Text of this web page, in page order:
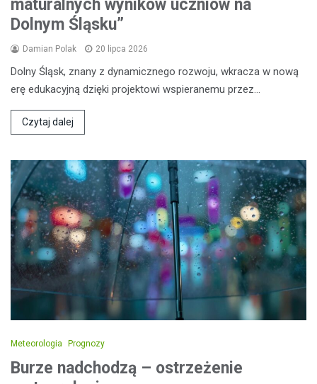
maturalnych wyników uczniów na
Dolnym Śląsku”
Damian Polak 20 lipca 2026
Dolny Śląsk, znany z dynamicznego rozwoju, wkracza w nową
erę edukacyjną dzięki projektowi wspieranemu przez…
Czytaj dalej
Meteorologia Prognozy
Burze nadchodzą – ostrzeżenie